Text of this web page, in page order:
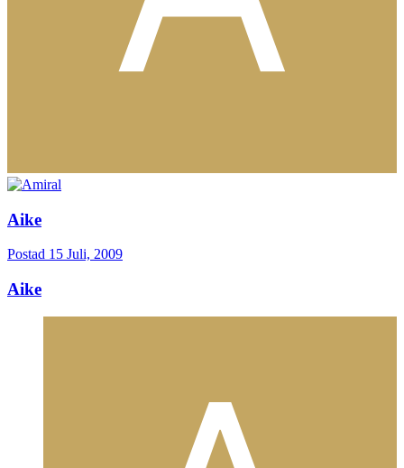
Aike
Postad 15 Juli, 2009
Aike